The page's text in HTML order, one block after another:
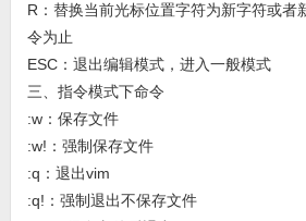
R：替换当前光标位置字符为新字符或者
令为止
ESC：退出编辑模式，进入一般模式
三、指令模式下命令
:w：保存文件
:w!：强制保存文件
:q：退出vim
:q!：强制退出不保存文件